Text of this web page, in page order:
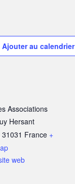
Ajouter au calendrier
Associations
Hersant
31031 France +
web